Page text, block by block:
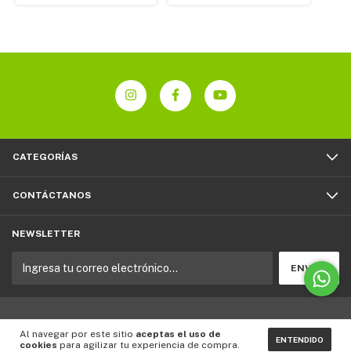
Al navegar por este sitio aceptas el uso de
cookies para agilizar tu experiencia de compra. ENTENDIDO
CATEGORÍAS
CONTÁCTANOS
NEWSLETTER
Copyright ViviendaInteligente - 2026. Todos los derechos reservados.